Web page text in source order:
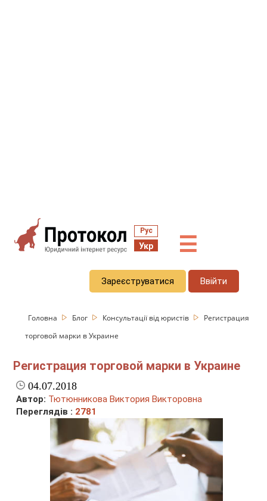
Рус
Укр ☰
Зареєструватися Ввійти
Головна Блог Консультації від юристів
Регистрация
торговой марки в Украине
Регистрация торговой марки в Украине
04.07.2018
Автор: Тютюнникова Виктория Викторовна
Переглядів : 2781